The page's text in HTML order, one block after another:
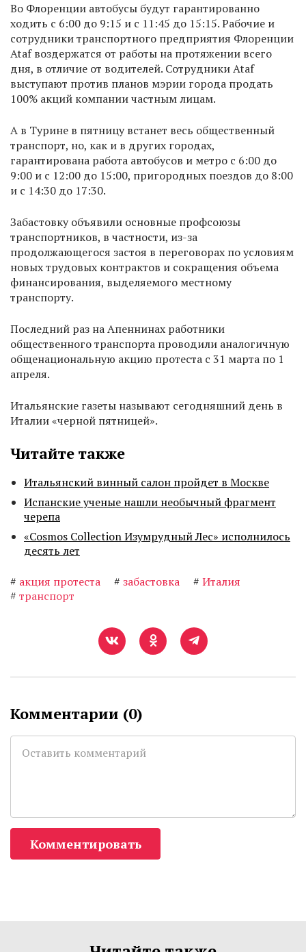
Во Флоренции автобусы будут гарантированно
ходить с 6:00 до 9:15 и с 11:45 до 15:15. Рабочие и
сотрудники транспортного предприятия Флоренции
Ataf воздержатся от работы на протяжении всего
дня, в отличие от водителей. Сотрудники Ataf
выступают против планов мэрии города продать
100% акций компании частным лицам.
А в Турине в пятницу встанет весь общественный
транспорт, но, как и в других городах,
гарантирована работа автобусов и метро с 6:00 до
9:00 и с 12:00 до 15:00, пригородных поездов до 8:00
и с 14:30 до 17:30.
Забастовку объявили основные профсоюзы
транспортников, в частности, из-за
продолжающегося застоя в переговорах по условиям
новых трудовых контрактов и сокращения объема
финансирования, выделяемого местному
транспорту.
Последний раз на Апеннинах работники
общественного транспорта проводили аналогичную
общенациональную акцию протеста с 31 марта по 1
апреля.
Итальянские газеты называют сегодняшний день в
Италии «черной пятницей».
Читайте также
Итальянский винный салон пройдет в Москве
Испанские ученые нашли необычный фрагмент
черепа
«Cosmos Collection Изумрудный Лес» исполнилось
десять лет
# акция протеста # забастовка # Италия
# транспорт
Комментарии (0)
Комментировать